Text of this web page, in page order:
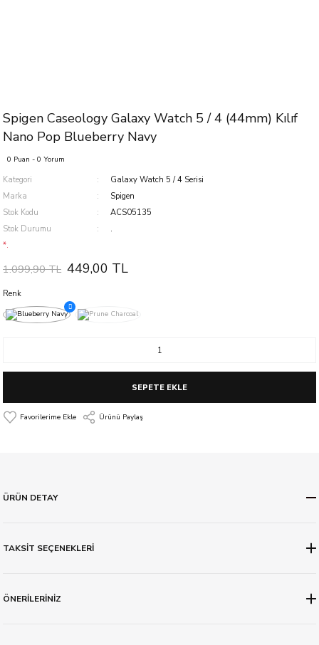
Spigen Caseology Galaxy Watch 5 / 4 (44mm) Kılıf
Nano Pop Blueberry Navy
0 Puan - 0 Yorum
Kategori
Galaxy Watch 5 / 4 Serisi
Marka
Spigen
Stok Kodu
ACS05135
Stok Durumu
.
*.
1.099,90 TL 449,00 TL
Renk
SEPETE EKLE
Ürünü Paylaş
ÜRÜN DETAY
TAKSİT SEÇENEKLERİ
ÖNERİLERİNİZ